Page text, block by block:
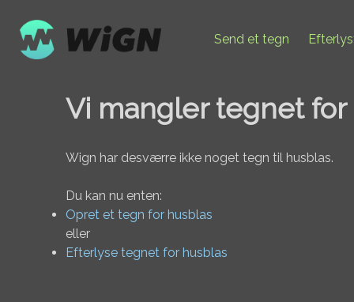
Send et tegn
Vi mangler tegnet for
Wign har desværre ikke noget tegn til husblas.
Du kan nu enten:
Opret et tegn for husblas
eller
Efterlyse tegnet for husblas